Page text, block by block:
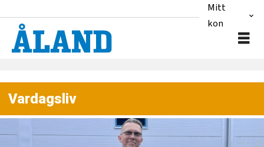
Mitt
konto
Vardagsliv